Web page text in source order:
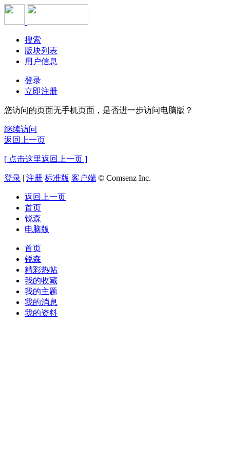
搜索
版块列表
用户信息
登录
立即注册
您访问的页面无手机页面，是否进一步访问电脑版？
继续访问
返回上一页
[ 点击这里返回上一页 ]
登录 | 注册 标准版 客户端 © Comsenz Inc.
返回上一页
首页
锐森
电脑版
首页
锐森
精彩热帖
我的收藏
我的主题
我的消息
我的资料